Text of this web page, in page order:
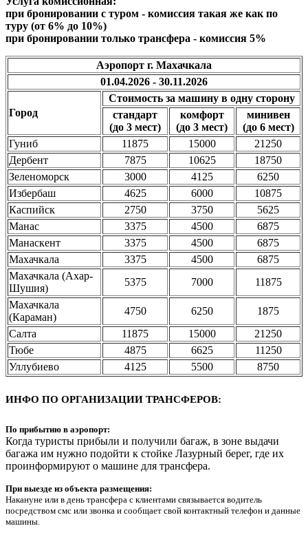
при бронировании с туром - комиссия такая же как по
туру (от 6% до 10%)
при бронировании только трансфера - комиссия 5%
Аэропорт г. Махачкала
01.04.2026 - 30.11.2026
Город
Стоимость за машину в одну сторону
стандарт
(до 3 мест)
комфорт
(до 3 мест)
минивен
(до 6 мест)
Гуниб
11875 15000
21250
Дербент
7875 10625
18750
Зеленоморск
3000 4125
6250
Избербаш
4625 6000
10875
Каспийск
2750 3750
5625
Манас
3375 4500
6875
Манаскент
3375 4500
6875
Махачкала
3375 4500
6875
Махачкала (Ахар-
Шушия)
5375 7000
11875
Махачкала
(Караман)
4750 6250
1875
Салта
11875 15000
21250
Тюбе
4875 6625
11250
Уллубиево
4125 5500 8750
ИНФО ПО ОРГАНИЗАЦИИ ТРАНСФЕРОВ:
По прибытию в аэропорт:
Когда туристы прибыли и получили багаж, в зоне выдачи
багажа им нужно подойти к стойке Лазурный берег, где их
проинформируют о машине для трансфера.
При выезде из объекта размещения:
Накануне или в день трансфера с клиентами связывается водитель
посредством смс или звонка и сообщает свой контактный телефон и данные
машины.